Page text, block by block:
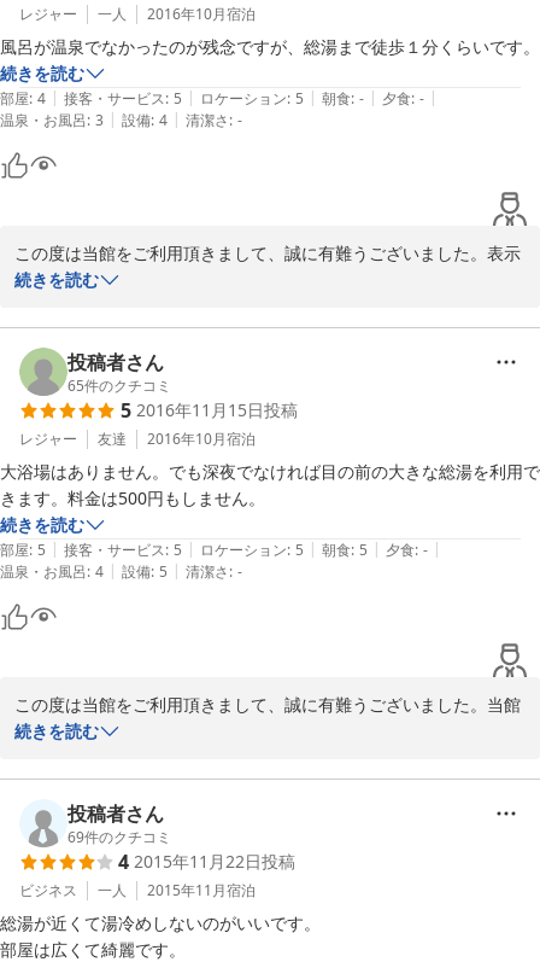
レジャー 一人 2016年10月宿泊
風呂が温泉でなかったのが残念ですが、総湯まで徒歩１分くらいです。
続きを読む
部屋: 4 | 接客・サービス: 5 | ロケーション: 5 | 朝食: - | 夕食: - |
温泉・お風呂: 3 | 設備: 4 | 清潔さ: -
この度は当館をご利用頂きまして、誠に有難うございました。表示
してあります様に当館は温泉ではありません。温泉にご入浴された
です。またのお越しをお待ちしております。有難うございました。
フロント係
2016-12-13
続きを読む
投稿者さん
65件のクチコミ
5 2016年11月15日投稿
レジャー 友達 2016年10月宿泊
大浴場はありません。でも深夜でなければ目の前の大きな総湯を利用で
きます。料金は500円もしません。
続きを読む
部屋: 5 | 接客・サービス: 5 | ロケーション: 5 | 朝食: 5 | 夕食: - |
温泉・お風呂: 4 | 設備: 5 | 清潔さ: -
この度は当館をご利用頂きまして、誠に有難うございました。当館
は小さいですが大浴場は下の階にございます。温泉ではないため、
て頂いております。料金は440円です。またのお越しをお待ちして
おります。有難うございました。フロント係
2016-12-13
続きを読む
投稿者さん
69件のクチコミ
4 2015年11月22日投稿
ビジネス 一人 2015年11月宿泊
総湯が近くて湯冷めしないのがいいです。
部屋は広くて綺麗です。